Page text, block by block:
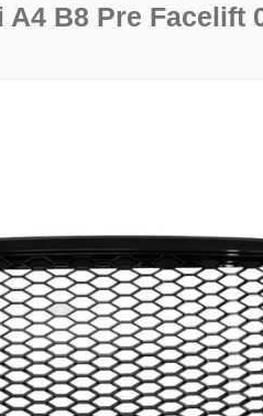
B8 Pre Facelift